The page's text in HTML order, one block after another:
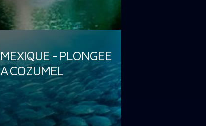
MEXIQUE - PLONGEE
A COZUMEL